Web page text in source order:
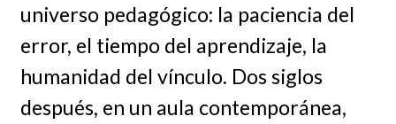
universo pedagógico: la paciencia del
error, el tiempo del aprendizaje, la
humanidad del vínculo. Dos siglos
después, en un aula contemporánea,